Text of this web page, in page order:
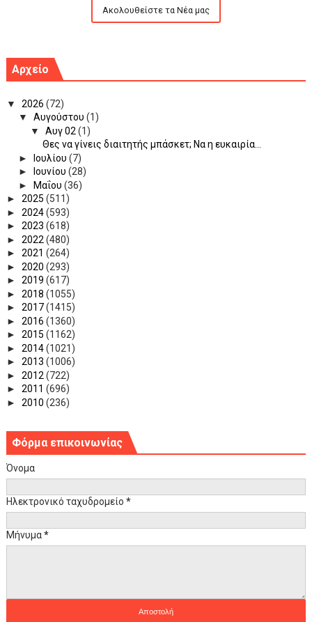
Ακολουθείστε τα Νέα μας
Αρχείο
▼ 2026 (72)
▼ Αυγούστου (1)
▼ Αυγ 02 (1)
Θες να γίνεις διαιτητής μπάσκετ; Να η ευκαιρία...
►
Ιουλίου (7)
►
Ιουνίου (28)
►
Μαΐου (36)
► 2025 (511)
► 2024(593)
► 2023 (618)
► 2022 (480)
► 2021 (264)
► 2020 (293)
► 2019 (617)
► 2018 (1055)
► 2017(1415)
► 2016 (1360)
► 2015 (1162)
► 2014(1021)
► 2013 (1006)
► 2012 (722)
► 2011 (696)
► 2010 (236)
Φόρμα επικοινωνίας
Όνομα
Ηλεκτρονικό ταχυδρομείο *
Μήνυμα*